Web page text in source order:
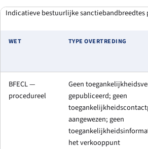
Indicatieve bestuurlijke sanctiebandbreedtes
WET TYPE OVERTREDING
BFECL —
procedureel
Geen
gepubliceerd; geen
aangewezen; geen
het verkooppunt